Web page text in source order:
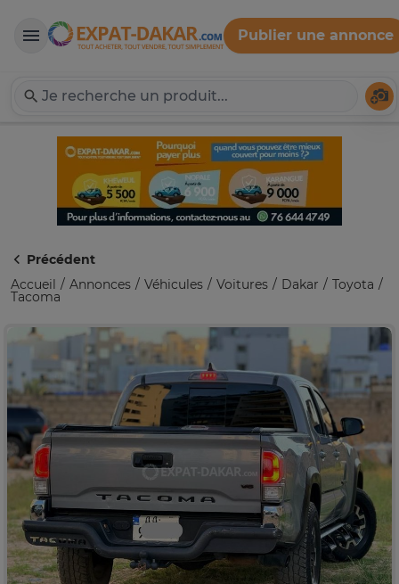
Expat-Dakar
Publier une annonce
Précédent
Accueil
Annonces Véhicules Voitures Dakar Toyota
Tacoma